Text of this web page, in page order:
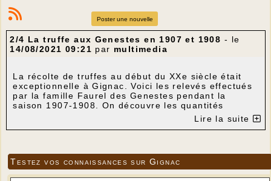
Poster une nouvelle
2/4 La truffe aux Genestes en 1907 et 1908 - le
14/08/2021 09:21 par multimedia
La récolte de truffes au début du XXe siècle était
exceptionnelle à Gignac. Voici les relevés effectués
par la famille Faurel des Genestes pendant la
saison 1907-1908. On découvre les quantités
exceptionnelles récoltées à l’époque sur une toute
petite ferme ainsi que la liste des marchés aux
Lire la suite
Testez vos connaissances sur Gignac